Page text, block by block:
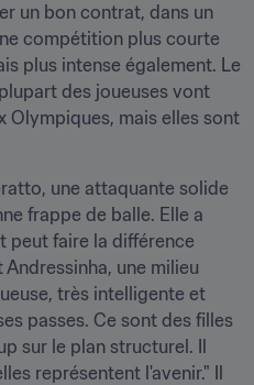
un bon contrat, dans un
compétition plus courte
plus intense également. Le
des joueuses vont
Olympiques, mais elles sont
une attaquante solide
frappe de balle. Elle a
peut faire la différence
une milieu
très intelligente et
passes. Ce sont des filles
sur le plan structurel. Il
représentent l'avenir." Il